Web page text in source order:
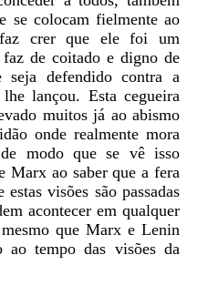
se colocam fielmente ao
crer que ele foi um
de coitado e digno de
seja defendido contra a
lançou. Esta cegueira
muitos já ao abismo
onde realmente mora
modo que se vê isso
Marx ao saber que a fera
visões são passadas
acontecer em qualquer
que Marx e Lenin
ao tempo das visões da